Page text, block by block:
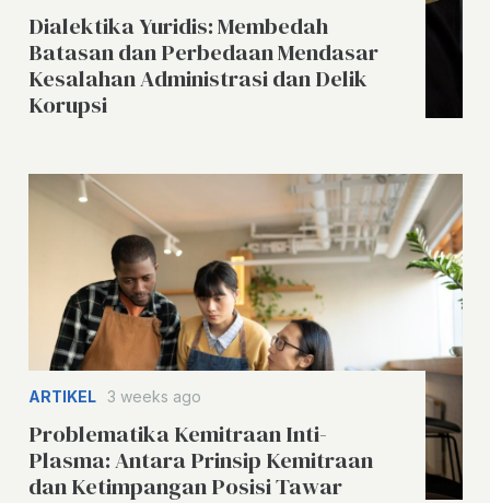
Dialektika Yuridis: Membedah
Batasan dan Perbedaan Mendasar
Kesalahan Administrasi dan Delik
Korupsi
ARTIKEL 3 weeks ago
Problematika Kemitraan Inti-
Plasma: Antara Prinsip Kemitraan
dan Ketimpangan Posisi Tawar